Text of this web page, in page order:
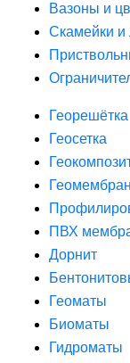
Вазоны и
Скамейки и
Георешётка
Геосетка
ПВХ
Дорнит
Геоматы
Биоматы
Гидроматы